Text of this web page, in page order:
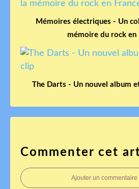
Mémoires électriques - Un
mémoire du rock en
The Darts - Un nouvel album
Commenter cet
Ajouter un commentaire